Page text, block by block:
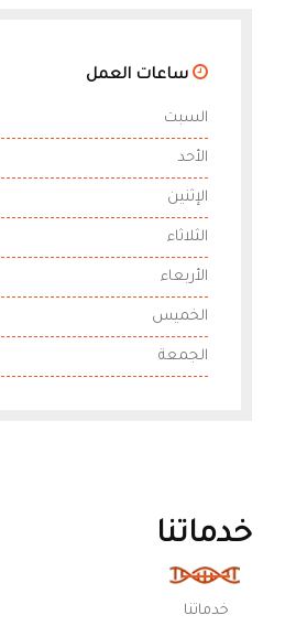
ساعات العمل
السبت
الأحد
الإثنين
الثلاثاء
الأربعاء
الخميس
الجمعة
خدماتنا
خدماتنا